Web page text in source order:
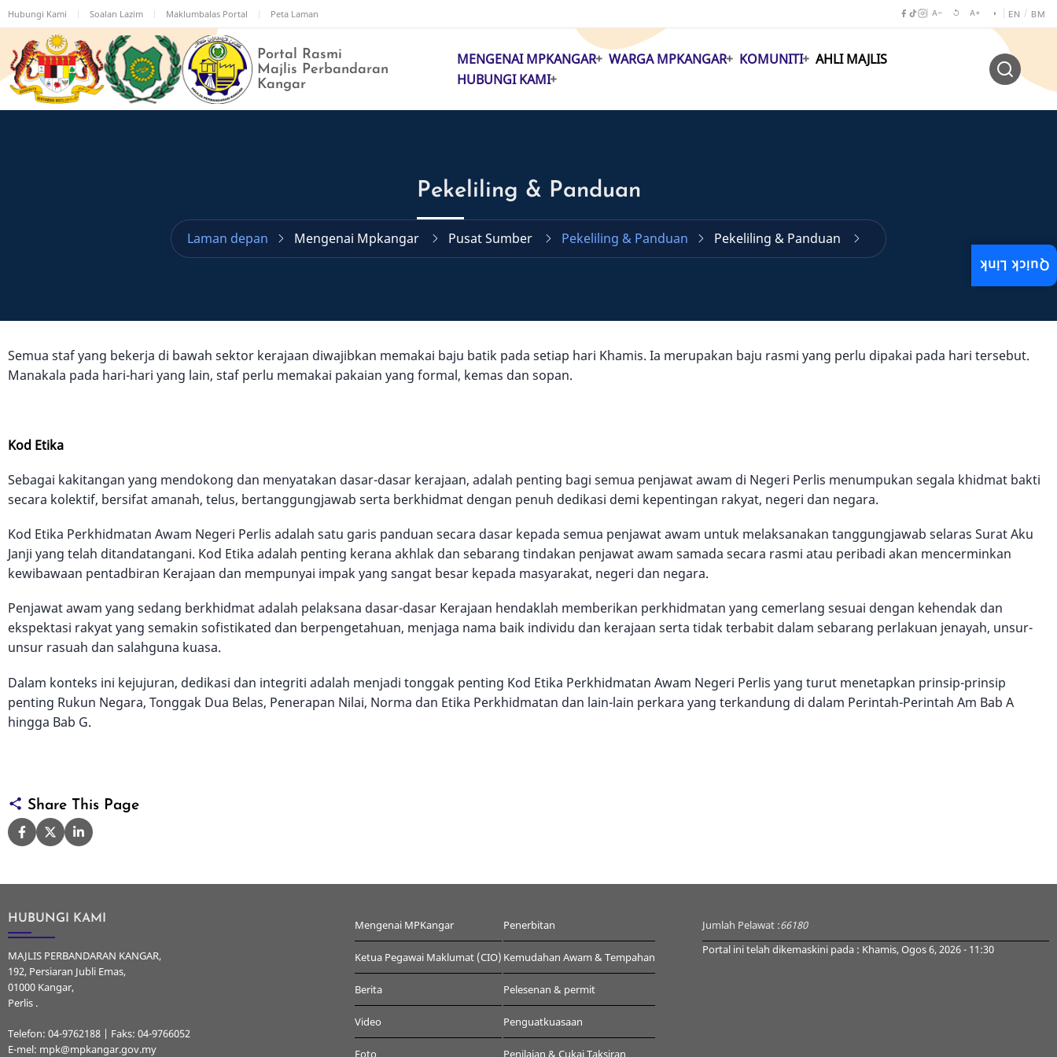
Langkau
ke
kandungan
utama
Hubungi Kami Soalan Lazim Maklumbalas Portal Peta Laman A− ↺ A+ ◑ EN / BM
Portal Rasmi
Majlis Perbandaran
Kangar
MAIN
MENGENAI MPKANGAR WARGA MPKANGAR KOMUNITI
AHLI MAJLIS
HUBUNGI KAMI
Pekeliling & Panduan
Laman depan Mengenai Mpkangar Pusat Sumber Pekeliling & Panduan Pekeliling & Panduan
Semua staf yang bekerja di bawah sektor kerajaan diwajibkan memakai baju batik pada setiap hari Khamis. Ia merupakan baju rasmi yang perlu dipakai pada hari tersebut.
Manakala pada hari-hari yang lain, staf perlu memakai pakaian yang formal, kemas dan sopan.
Kod Etika
Sebagai kakitangan yang mendokong dan menyatakan dasar-dasar kerajaan, adalah penting bagi semua penjawat awam di Negeri Perlis menumpukan segala khidmat bakti
secara kolektif, bersifat amanah, telus, bertanggungjawab serta berkhidmat dengan penuh dedikasi demi kepentingan rakyat, negeri dan negara.
Kod Etika Perkhidmatan Awam Negeri Perlis adalah satu garis panduan secara dasar kepada semua penjawat awam untuk melaksanakan tanggungjawab selaras Surat Aku
Janji yang telah ditandatangani. Kod Etika adalah penting kerana akhlak dan sebarang tindakan penjawat awam samada secara rasmi atau peribadi akan mencerminkan
kewibawaan pentadbiran Kerajaan dan mempunyai impak yang sangat besar kepada masyarakat, negeri dan negara.
Penjawat awam yang sedang berkhidmat adalah pelaksana dasar-dasar Kerajaan hendaklah memberikan perkhidmatan yang cemerlang sesuai dengan kehendak dan
ekspektasi rakyat yang semakin sofistikated dan berpengetahuan, menjaga nama baik individu dan kerajaan serta tidak terbabit dalam sebarang perlakuan jenayah, unsur-
unsur rasuah dan salahguna kuasa.
Dalam konteks ini kejujuran, dedikasi dan integriti adalah menjadi tonggak penting Kod Etika Perkhidmatan Awam Negeri Perlis yang turut menetapkan prinsip-prinsip
penting Rukun Negara, Tonggak Dua Belas, Penerapan Nilai, Norma dan Etika Perkhidmatan dan lain-lain perkara yang terkandung di dalam Perintah-Perintah Am Bab A
hingga Bab G.
Share This Page
HUBUNGI KAMI
MAJLIS PERBANDARAN KANGAR,
192, Persiaran Jubli Emas,
01000 Kangar,
Perlis .
Telefon: 04-9762188 | Faks: 04-9766052
E-mel: mpk@mpkangar.gov.my
Mengenai MPKangar
Ketua Pegawai Maklumat (CIO)
Berita
Video
Foto
Penerbitan
Kemudahan Awam & Tempahan
Pelesenan & permit
Penguatkuasaan
Penilaian & Cukai Taksiran
Jumlah Pelawat :66180
Portal ini telah dikemaskini pada : Khamis, Ogos 6, 2026 - 11:30
Quick Link